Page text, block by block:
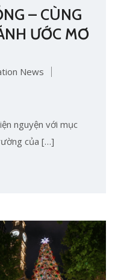
– CÙNG
ƯỚC MƠ
News
nguyện với mục
của […]